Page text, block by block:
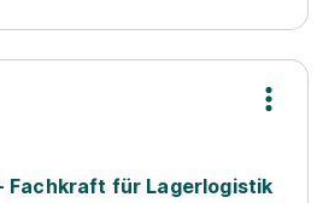
Fachkraft für Lagerlogistik